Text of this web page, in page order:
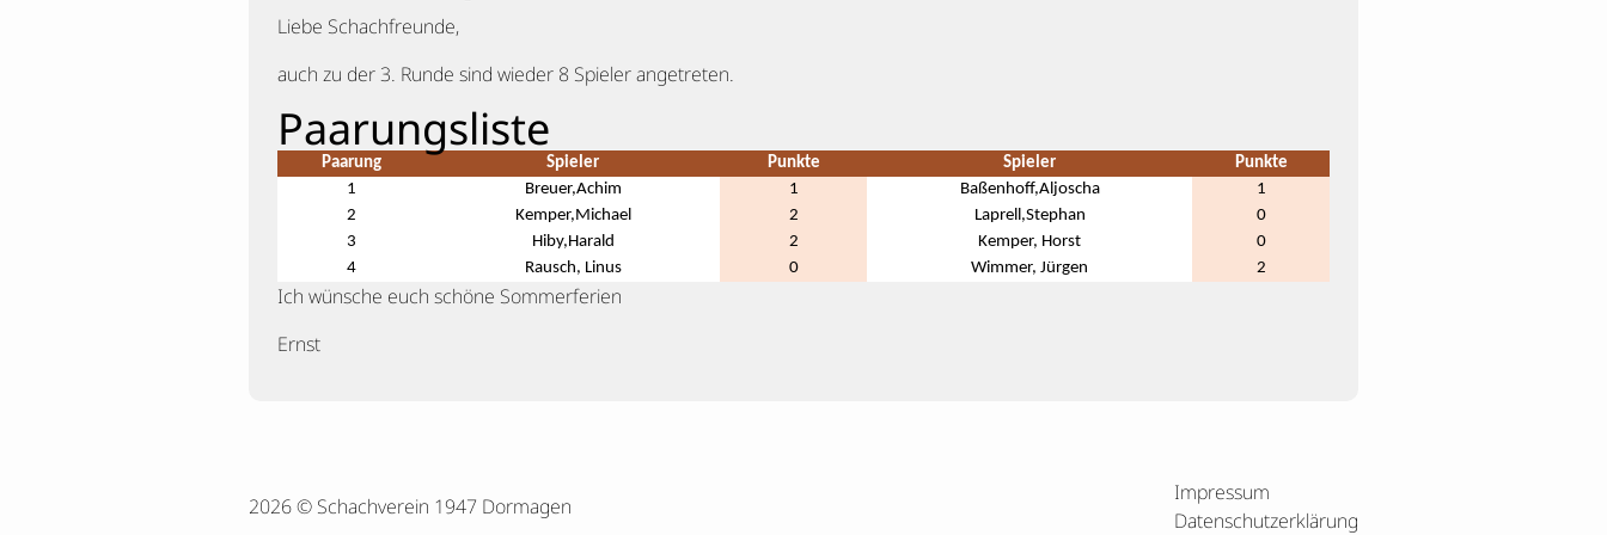
Liebe Schachfreunde,
auch zu der 3. Runde sind wieder 8 Spieler angetreten.
Paarungsliste
Paarung Spieler Punkte Spieler
Punkte
1
Breuer,Achim 1 Baßenhoff,Aljoscha
1
2
Kemper,Michael 2 Laprell,Stephan
0
3
Hiby,Harald 2 Kemper, Horst
0
4
Rausch, Linus 0 Wimmer, Jürgen 2
Ich wünsche euch schöne Sommerferien
Ernst
2026 © Schachverein 1947 Dormagen
Impressum
Datenschutzerklärung